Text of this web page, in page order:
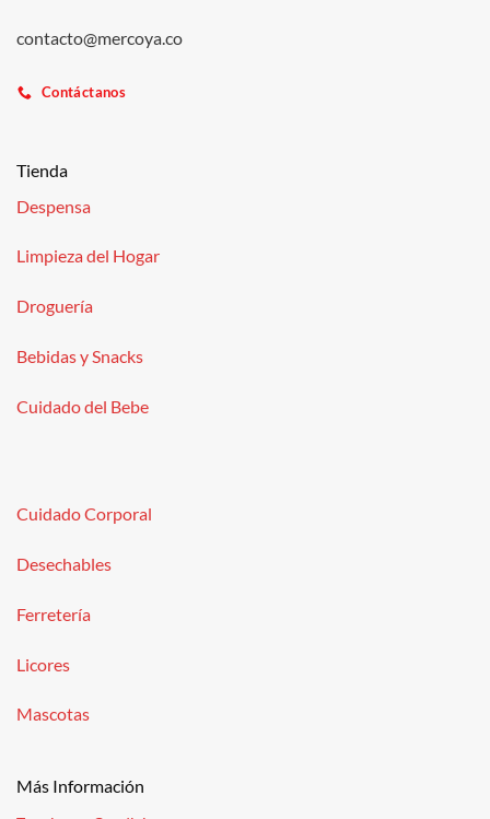
contacto@mercoya.co
Contáctanos
Tienda
Despensa
Limpieza del Hogar
Droguería
Bebidas y Snacks
Cuidado del Bebe
Cuidado Corporal
Desechables
Ferretería
Licores
Mascotas
Más Información